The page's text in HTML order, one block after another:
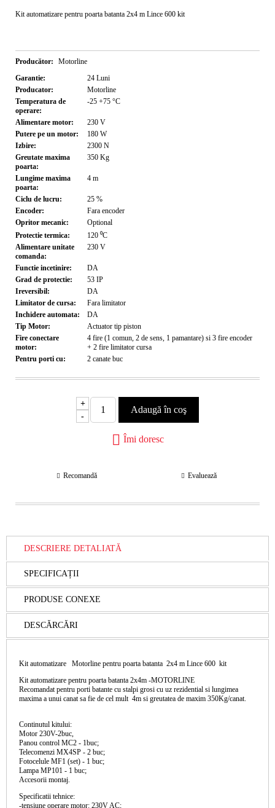
Kit automatizare pentru poarta batanta 2x4 m Lince 600 kit
Producător:
Motorline
Garantie:
24 Luni
Producator:
Motorline
Temperatura de
operare:
-25 +75 °C
Alimentare motor: 230 V
Putere pe un motor:
180 W
Izbire:
2300 N
Greutate maxima
poarta:
350 Kg
Lungime maxima
poarta:
4 m
Ciclu de lucru: 25 %
Encoder:
Fara encoder
Opritor mecanic:
Optional
Protectie termica:
120 ⁰C
Alimentare unitate
comanda:
230 V
Functie incetinire:
DA
Grad de protectie:
53 IP
Ireversibil:
DA
Limitator de cursa:
Fara limitator
Inchidere automata:
DA
Tip Motor:
Actuator tip piston
Fire conectare
motor:
4 fire (1 comun, 2 de sens, 1 pamantare) si 3 fire encoder
+ 2 fire limitator cursa
Pentru porti cu:
2 canate buc
+
-
Îmi doresc
Recomandă Evaluează
DESCRIERE DETALIATĂ
SPECIFICAȚII
PRODUSE CONEXE
DESCĂRCĂRI
Kit automatizare Motorline pentru poarta batanta 2x4 m Lince 600 kit
Kit automatizare pentru poarta batanta 2x4m -MOTORLINE
Recomandat pentru porti batante cu stalpi grosi cu uz rezidential si lungimea
maxima a unui canat sa fie de cel mult 4m si greutatea de maxim 350Kg/canat.
Continutul kitului:
Motor 230V-2buc,
Panou control MC2 - 1buc;
Telecomenzi MX4SP - 2 buc;
Fotocelule MF1 (set) - 1 buc;
Lampa MP101 - 1 buc;
Accesorii montaj.
Specificatii tehnice:
-tensiune operare motor: 230V AC;